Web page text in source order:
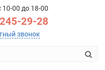
10-00 до 18-00
245-29-28
звонок